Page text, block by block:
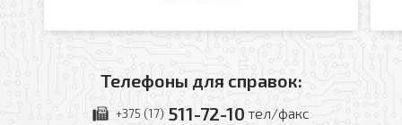
Телефоны для справок:
+375 (17) 511-72-10 тел/факс